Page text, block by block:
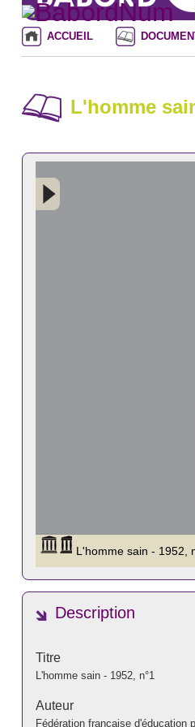
ACCUEIL
L'homme
Description
Titre
L'homme sain - 1952, n°1
Auteur
Fédération française d'éducation